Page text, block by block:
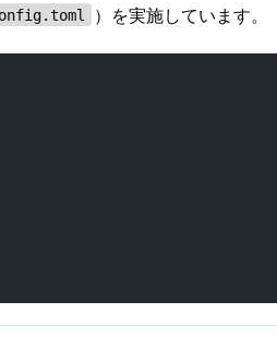
）を実施しています。